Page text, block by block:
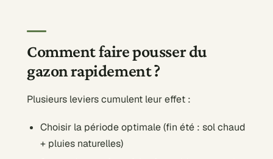
Comment faire pousser du
gazon rapidement ?
Plusieurs leviers cumulent leur effet :
Choisir la période optimale (fin été : sol chaud
+ pluies naturelles)